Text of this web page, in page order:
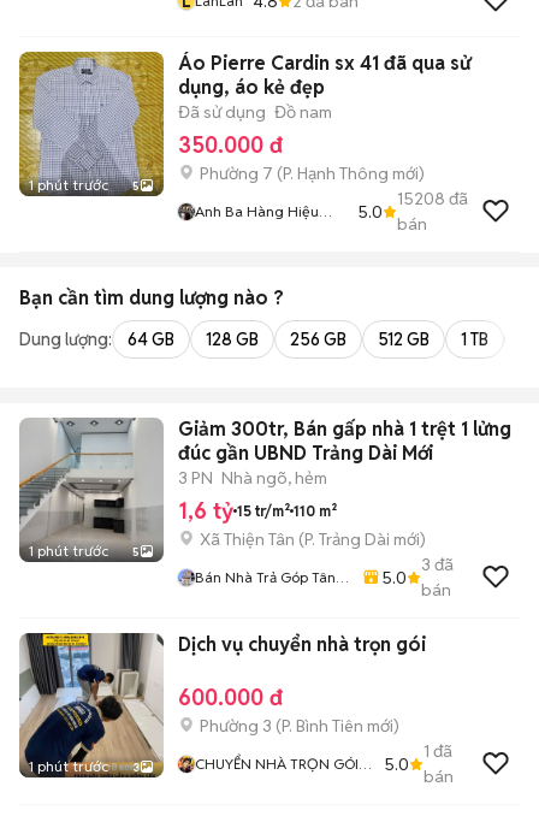
1 phút trước 5
Áo Pierre Cardin sx 41 đã qua sử
dụng, áo kẻ đẹp
Đã sử dụng Đồ nam
350.000 đ
Phường 7 (P. Hạnh Thông mới)
Anh Ba Hàng Hiệu
5.0
15208 đã
bán
Bạn cần tìm dung lượng nào ?
Dung lượng: 64 GB 128 GB 256 GB 512 GB 1 TB
1 phút trước 5
Giảm 300tr, Bán gấp nhà 1 trệt 1 lửng
đúc gần UBND Trảng Dài Mới
3 PN Nhà ngõ, hẻm
1,6 tỷ 15 tr/m² 110 m²
Xã Thiện Tân (P. Trảng Dài mới)
Bán Nhà Trả Góp Tân
5.0
3 đã
bán
1 phút trước 3
Dịch vụ chuyển nhà trọn gói
600.000 đ
Phường 3 (P. Bình Tiên mới)
CHUYỂN NHÀ TRỌN GÓI
5.0
1 đã
bán